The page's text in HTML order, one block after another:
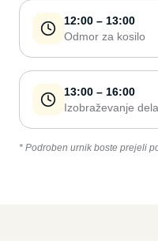
12:00 – 13:00
Odmor za kosilo
13:00 – 16:00
Izobraževanje
* Podroben urnik boste prejeli